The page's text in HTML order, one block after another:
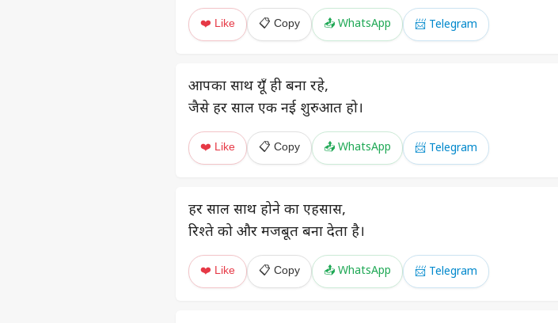
❤️ Like 📋 Copy 📤 WhatsApp 📨 Telegram
आपका साथ यूँ ही बना रहे,
जैसे हर साल एक नई शुरुआत हो।
❤️ Like 📋 Copy 📤 WhatsApp 📨 Telegram
हर साल साथ होने का एहसास,
रिश्ते को और मजबूत बना देता है।
❤️ Like 📋 Copy 📤 WhatsApp 📨 Telegram